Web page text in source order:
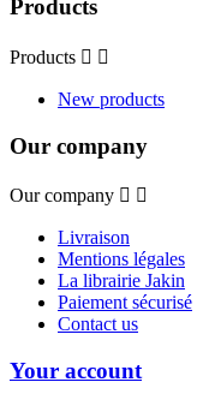
Products
Products  
New products
Our company
Our company  
Livraison
Mentions légales
La librairie Jakin
Paiement sécurisé
Contact us
Your account